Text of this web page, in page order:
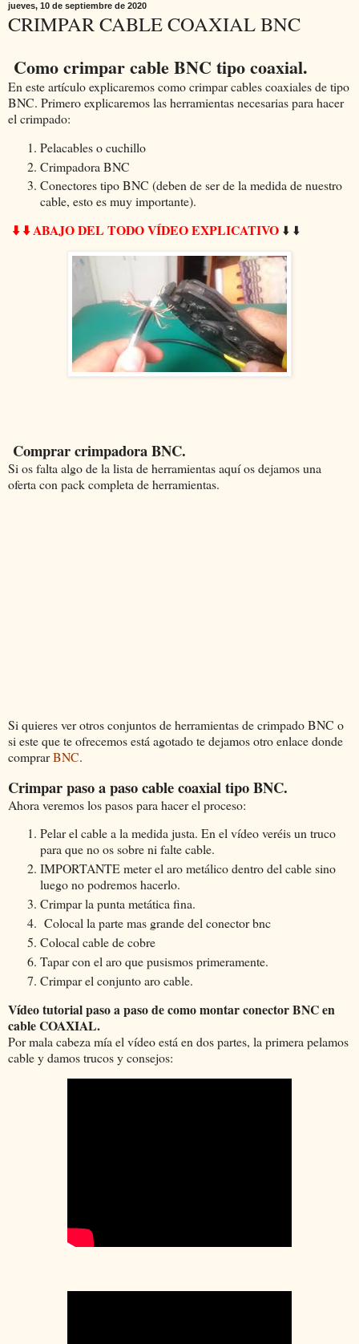
jueves, 10 de septiembre de 2020
CRIMPAR CABLE COAXIAL BNC
Como crimpar cable BNC tipo coaxial.
En este artículo explicaremos como crimpar cables coaxiales de tipo
BNC. Primero explicaremos las herramientas necesarias para hacer
el crimpado:
Pelacables o cuchillo
Crimpadora BNC
Conectores tipo BNC (deben de ser de la medida de nuestro
cable, esto es muy importante).
⬇️⬇️ ABAJO DEL TODO VÍDEO EXPLICATIVO ⬇️ ⬇️
Comprar crimpadora BNC.
Si os falta algo de la lista de herramientas aquí os dejamos una
oferta con pack completa de herramientas.
Si quieres ver otros conjuntos de herramientas de crimpado BNC o
si este que te ofrecemos está agotado te dejamos otro enlace donde
comprarBNC.
Crimpar paso a paso cable coaxial tipo BNC.
Ahora veremos los pasos para hacer el proceso:
Pelar el cable a la medida justa. En el vídeo veréis un truco
para que no os sobre ni falte cable.
IMPORTANTE meter el aro metálico dentro del cable sino
luego no podremos hacerlo.
Crimpar la punta metática fina.
Colocal la parte mas grande del conector bnc
Colocal cable de cobre
Tapar con el aro que pusismos primeramente.
Crimpar el conjunto aro cable.
Vídeo tutorial paso a paso de como montar conector BNC en
cable COAXIAL.
Por mala cabeza mía el vídeo está en dos partes, la primera pelamos
cable y damos trucos y consejos: